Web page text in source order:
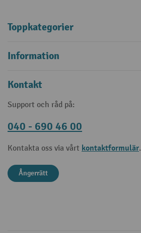
Toppkategorier
Information
Kontakt
Support och råd på:
040 - 690 46 00
Kontakta oss via vårt kontaktformulär.
Ångerrätt